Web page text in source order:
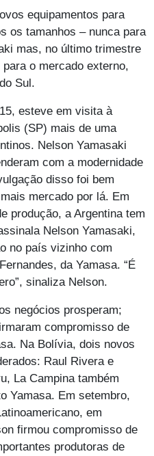
equipamentos para
os tamanhos – nunca para
mas, no último trimestre
o mercado externo,
Sul.
esteve em visita à
(SP) mais de uma
Nelson Yamasaki
com a modernidade
disso foi bem
mercado por lá. Em
produção, a Argentina tem
Nelson Yamasaki,
no país vizinho com
da Yamasa. “É
sinaliza Nelson.
negócios prosperam;
compromisso de
Na Bolívia, dois novos
Raul Rivera e
La Campina também
Yamasa. Em setembro,
em
firmou compromisso de
produtoras de